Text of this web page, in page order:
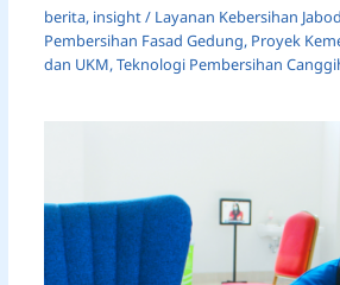
berita, insight/ Layanan Kebersihan
Pembersihan Fasad Gedung, Proyek
dan UKM,Teknologi Pembersihan